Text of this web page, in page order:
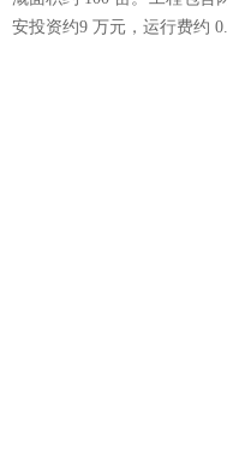
安投资约9 万元，运行费约